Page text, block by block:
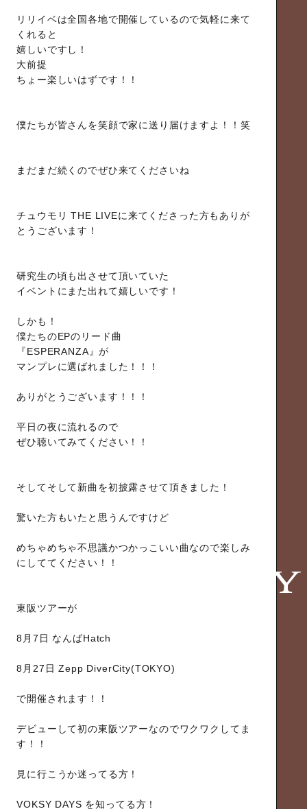
リリイベは全国各地で開催しているので気軽に来て
くれると
嬉しいですし！
大前提
ちょー楽しいはずです！！
僕たちが皆さんを笑顔で家に送り届けますよ！！笑
まだまだ続くのでぜひ来てくださいね
チュウモリ THE LIVEに来てくださった方もありが
とうございます！
研究生の頃も出させて頂いていた
イベントにまた出れて嬉しいです！
しかも！
僕たちのEPのリード曲
『ESPERANZA』が
マンプレに選ばれました！！！
ありがとうございます！！！
平日の夜に流れるので
ぜひ聴いてみてください！！
そしてそして新曲を初披露させて頂きました！
驚いた方もいたと思うんですけど
めちゃめちゃ不思議かつかっこいい曲なので楽しみ
にしててください！！
東阪ツアーが
8月7日 なんばHatch
8月27日 Zepp DiverCity(TOKYO)
で開催されます！！
デビューして初の東阪ツアーなのでワクワクしてま
す！！
見に行こうか迷ってる方！
VOKSY DAYS を知ってる方！